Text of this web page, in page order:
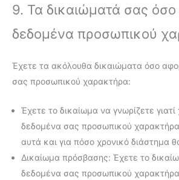
9. Τα δικαιώματά σας
δεδομένα προσωπικού
Έχετε τα ακόλουθα δικαιώματα όσο
σας προσωπικού χαρακτήρα:
Έχετε το δικαίωμα να γνωρίζετε γιατί
δεδομένα σας προσωπικού
αυτά και για πόσο χρονικό διάστημα
Δικαίωμα πρόσβασης: Έχετε το
δεδομένα σας προσωπικού